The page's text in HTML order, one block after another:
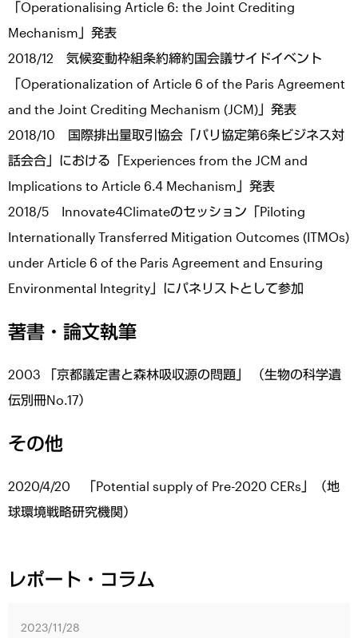
「Operationalising Article 6: the Joint Crediting
Mechanism」発表
2018/12 気候変動枠組条約締約国会議サイドイベント
「Operationalization of Article 6 of the Paris Agreement
and the Joint Crediting Mechanism (JCM)」発表
2018/10 国際排出量取引協会「パリ協定第6条ビジネス対
話会合」における「Experiences from the JCM and
Implications to Article 6.4 Mechanism」発表
2018/5 Innovate4Climateのセッション「Piloting
Internationally Transferred Mitigation Outcomes (ITMOs)
under Article 6 of the Paris Agreement and Ensuring
Environmental Integrity」にパネリストとして参加
著書・論文執筆
2003 「京都議定書と森林吸収源の問題」 （生物の科学遺
伝別冊No.17）
その他
2020/4/20 「Potential supply of Pre-2020 CERs」（地
球環境戦略研究機関）
レポート・コラム
2023/11/28